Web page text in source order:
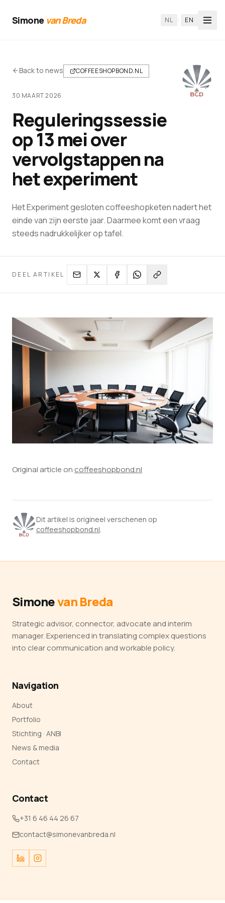
Simone van Breda NL EN
Back to news COFFEESHOPBOND.NL
30 MAART 2026
Reguleringssessie
op 13 mei over
vervolgstappen na
het experiment
Het Experiment gesloten coffeeshopketen nadert het
einde van zijn eerste jaar. Daarmee komt een vraag
steeds nadrukkelijker op tafel.
DEEL ARTIKEL
Original article on coffeeshopbond.nl
Dit artikel is origineel verschenen op
coffeeshopbond.nl.
Simonevan Breda
Strategic advisor, connector, advocate and interim
manager. Experienced in translating complex questions
into clear communication and workable policy.
Navigation
About
Portfolio
Stichting · ANBI
News & media
Contact
Contact
+31 6 46 44 26 67
contact@simonevanbreda.nl